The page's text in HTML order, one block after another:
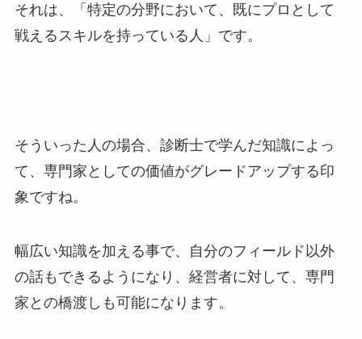
それは、「特定の分野において、既にプロとして
戦えるスキルを持っている人」です。
そういった人の場合、診断士で学んだ知識によっ
て、専門家としての価値がグレードアップする印
象ですね。
幅広い知識を加える事で、自分のフィールド以外
の話もできるようになり、経営者に対して、専門
家との橋渡しも可能になります。